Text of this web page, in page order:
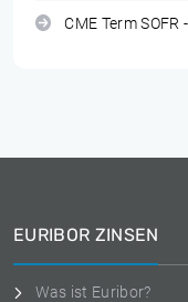
CME Term
EURIBOR ZINSEN
Was ist Euribor?